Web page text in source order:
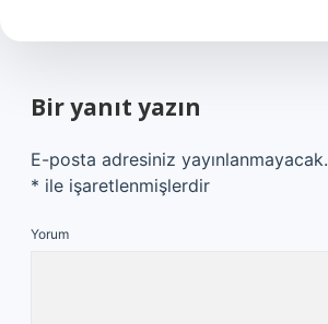
Bir yanıt yazın
E-posta adresiniz yayınlanmayacak.
* ile işaretlenmişlerdir
Yorum